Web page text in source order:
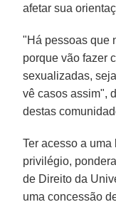
afetar sua
"Há pessoas que
porque vão fazer
sexualizadas,
vê casos assim",
destas
Ter acesso a
privilégio,
de Direito da
uma concessão